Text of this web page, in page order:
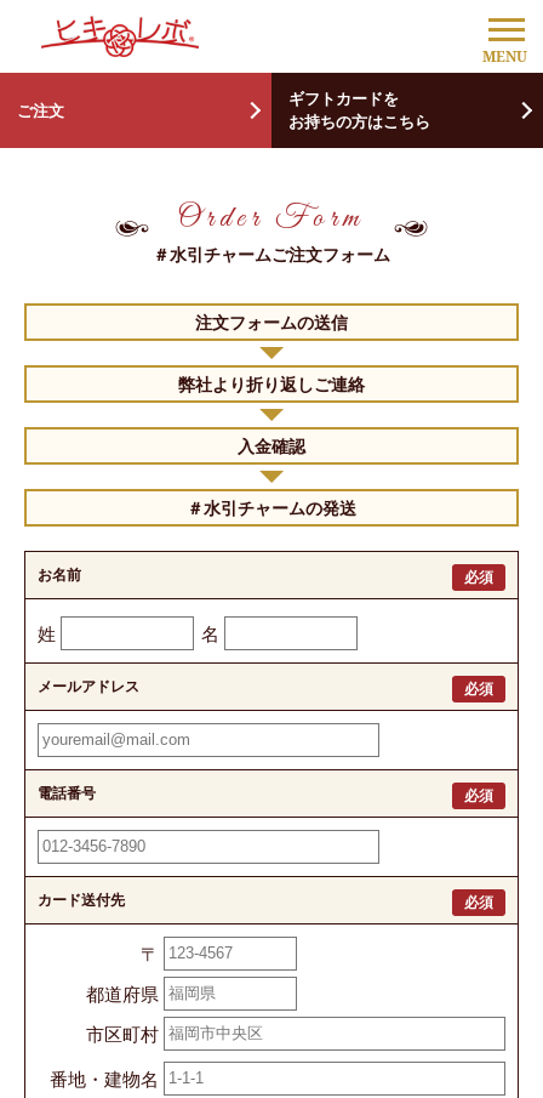
ご注文
ギフトカードを
お持ちの方はこちら
Order Form
＃水引チャームご注文フォーム
注文フォームの送信
弊社より折り返しご連絡
入金確認
＃水引チャームの発送
お名前 必須
姓 名
メールアドレス 必須
電話番号 必須
カード送付先 必須
〒
都道府県
市区町村
番地・建物名